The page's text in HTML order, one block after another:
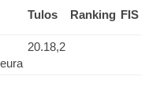
Tulos Ranking FIS
20.18,2